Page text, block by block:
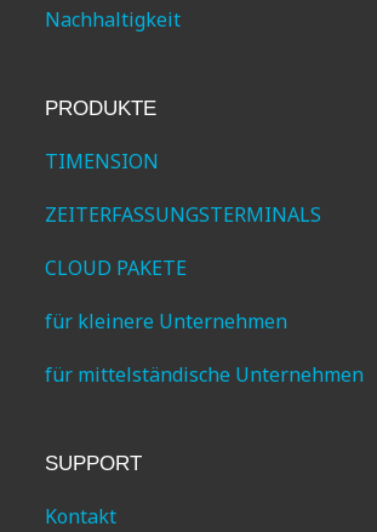
Nachhaltigkeit
PRODUKTE
TIMENSION
ZEITERFASSUNGSTERMINALS
CLOUD PAKETE
für kleinere Unternehmen
für mittelständische Unternehmen
SUPPORT
Kontakt